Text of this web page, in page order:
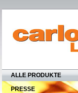
ALLE PRODUKTE
PRESSE